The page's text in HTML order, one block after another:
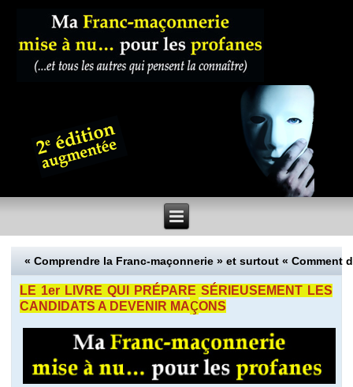
« Comprendre la Franc-maçonnerie » et surtout « Comment
LE 1er LIVRE QUI PRÉPARE SÉRIEUSEMENT LES
CANDIDATS A DEVENIR MAçONS